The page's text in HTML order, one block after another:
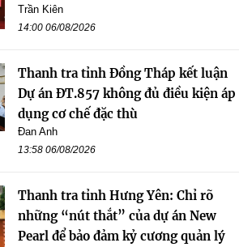
Trần Kiên
14:00 06/08/2026
Thanh tra tỉnh Đồng Tháp kết luận
Dự án ĐT.857 không đủ điều kiện áp
dụng cơ chế đặc thù
Đan Anh
13:58 06/08/2026
Thanh tra tỉnh Hưng Yên: Chỉ rõ
những “nút thắt” của dự án New
Pearl để bảo đảm kỷ cương quản lý